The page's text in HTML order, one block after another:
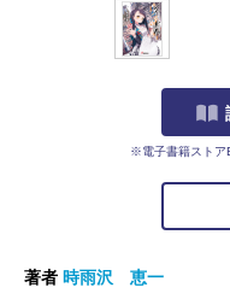
※電子書籍ストア
著者 時雨沢 恵一